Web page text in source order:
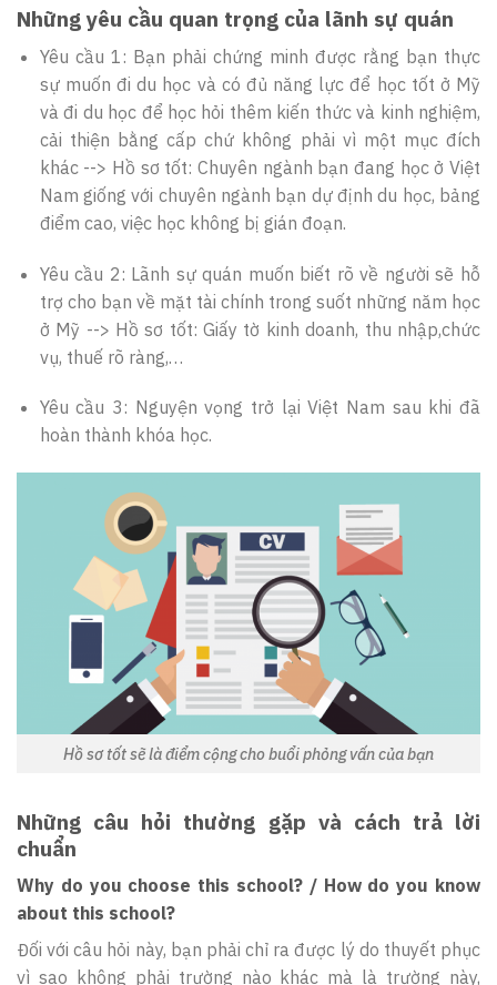
Những yêu cầu quan trọng của lãnh sự quán
Yêu cầu 1: Bạn phải chứng minh được rằng bạn thực
sự muốn đi du học và có đủ năng lực để học tốt ở Mỹ
và đi du học để học hỏi thêm kiến thức và kinh nghiệm,
cải thiện bằng cấp chứ không phải vì một mục đích
khác --> Hồ sơ tốt: Chuyên ngành bạn đang học ở Việt
Nam giống với chuyên ngành bạn dự định du học, bảng
điểm cao, việc học không bị gián đoạn.
Yêu cầu 2: Lãnh sự quán muốn biết rõ về người sẽ hỗ
trợ cho bạn về mặt tài chính trong suốt những năm học
ở Mỹ --> Hồ sơ tốt: Giấy tờ kinh doanh, thu nhập,chức
vụ, thuế rõ ràng,…
Yêu cầu 3: Nguyện vọng trở lại Việt Nam sau khi đã
hoàn thành khóa học.
Hồ sơ tốt sẽ là điểm cộng cho buổi phỏng vấn của bạn
Những câu hỏi thường gặp và cách trả lời
chuẩn
Why do you choose this school? / How do you know
about this school?
Đối với câu hỏi này, bạn phải chỉ ra được lý do thuyết phục
vì sao không phải trường nào khác mà là trường này,